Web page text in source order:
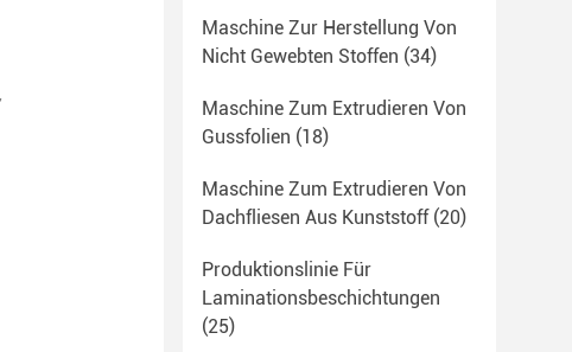
Maschine Zur Herstellung Von
Nicht Gewebten Stoffen (34)
Maschine Zum Extrudieren Von
Gussfolien (18)
Maschine Zum Extrudieren Von
Dachfliesen Aus Kunststoff(20)
Produktionslinie Für
Laminationsbeschichtungen
(25)